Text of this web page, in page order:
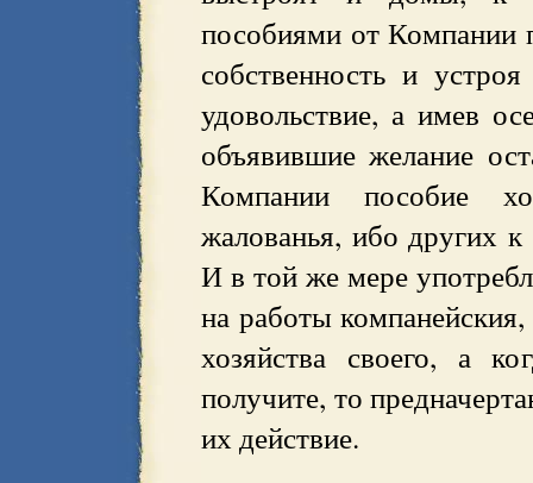
пособиями от Компании
собственность и
удовольствие, а имев
объявившие желание
Компании пособие
жалованья, ибо других
И в той же мере
на работы
хозяйства своего, а
получите, то
их действие.